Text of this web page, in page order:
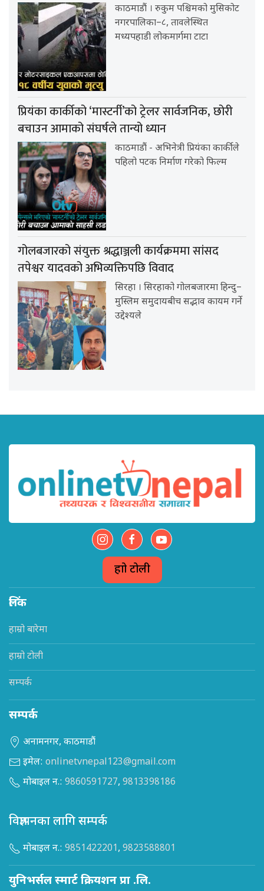
काठमाडौं । रुकुम पश्चिमको मुसिकोट
नगरपालिका–८, तावलेस्थित
मध्यपहाडी लोकमार्गमा टाटा
प्रियंका कार्कीको ‘मास्टर्नी’को ट्रेलर सार्वजनिक, छोरी
बचाउन आमाको संघर्षले तान्यो ध्यान
काठमाडौं - अभिनेत्री प्रियंका कार्कीले
पहिलो पटक निर्माण गरेको फिल्म
गोलबजारको संयुक्त श्रद्धाञ्जली कार्यक्रममा सांसद
तपेश्वर यादवको अभिव्यक्तिपछि विवाद
सिरहा । सिरहाको गोलबजारमा हिन्दु–
मुस्लिम समुदायबीच सद्भाव कायम गर्ने
उद्देश्यले
हाम्रो टोली
लिंक
हाम्रो बारेमा
हाम्रो टोली
सम्पर्क
सम्पर्क
अनामनगर, काठमाडौं
इमेल: onlinetvnepal123@gmail.com
मोबाइल न.: 9860591727, 9813398186
विज्ञापनका लागि सम्पर्क
मोबाइल न.: 9851422201, 9823588801
युनिभर्सल स्मार्ट क्रियशन प्रा .लि.